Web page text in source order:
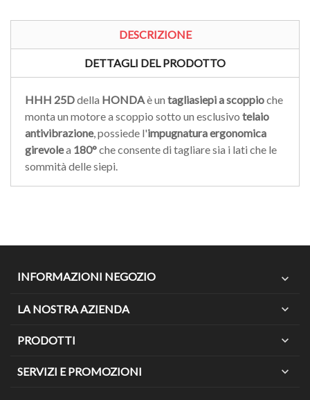
DESCRIZIONE
DETTAGLI DEL PRODOTTO
HHH 25Ddella HONDAè un tagliasiepia scoppioche
monta un motore a scoppio sotto un esclusivo telaio
antivibrazione, possiede l'impugnatura ergonomica
girevolea 180°che consente di tagliare sia i lati che le
sommità delle siepi.
INFORMAZIONI NEGOZIO expand_more
LA NOSTRA AZIENDA expand_more
PRODOTTI expand_more
SERVIZI E PROMOZIONI expand_more